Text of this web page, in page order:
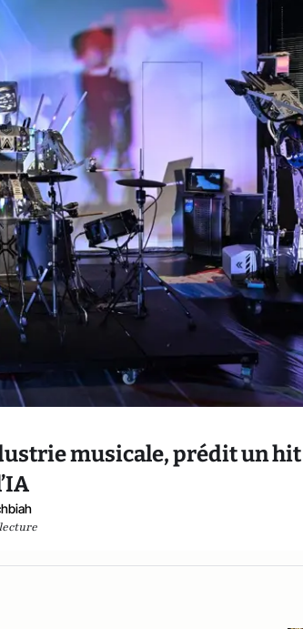
musicale, prédit un